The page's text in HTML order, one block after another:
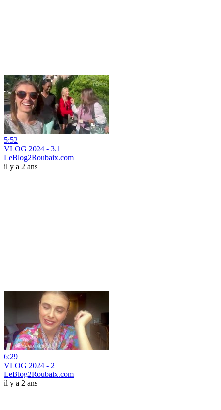
5:52
VLOG 2024 - 3.1
LeBlog2Roubaix.com
il y a 2 ans
6:29
VLOG 2024 - 2
LeBlog2Roubaix.com
il y a 2 ans